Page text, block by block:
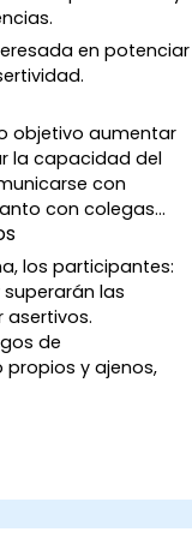
en potenciar
objetivo aumentar
la capacidad del
con
con colegas
los participantes:
las
asertivos.
de
y ajenos,